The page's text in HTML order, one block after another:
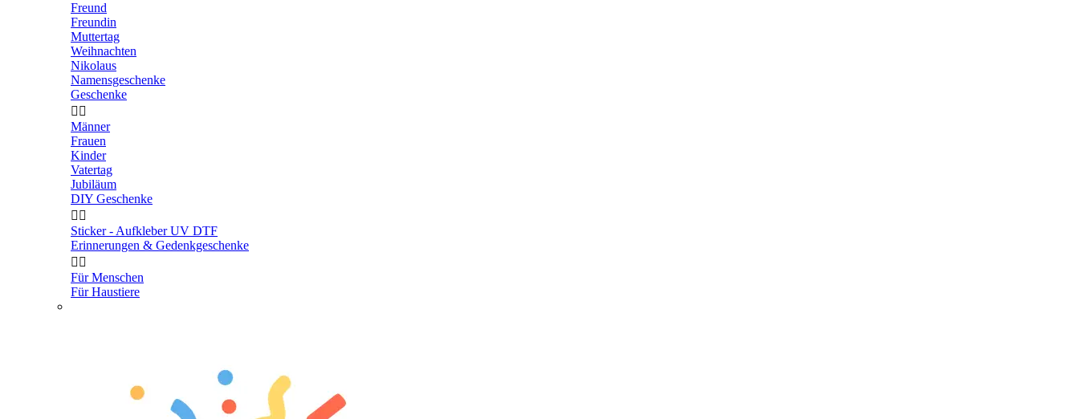
Freund
Freundin
Muttertag
Weihnachten
Nikolaus
Namensgeschenke
Geschenke
 
Männer
Frauen
Kinder
Vatertag
Jubiläum
DIY Geschenke
 
Sticker - Aufkleber UV DTF
Erinnerungen & Gedenkgeschenke
 
Für Menschen
Für Haustiere